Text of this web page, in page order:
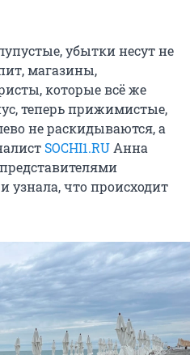
убытки несут не
магазины,
которые всё же
теперь прижимистые,
не раскидываются, а
SOCHI1.RU Анна
узнала, что происходит